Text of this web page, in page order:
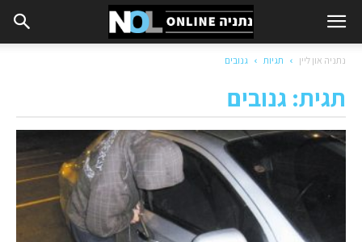
נתניה און ליין תגיות גנובים
תגית: גנובים